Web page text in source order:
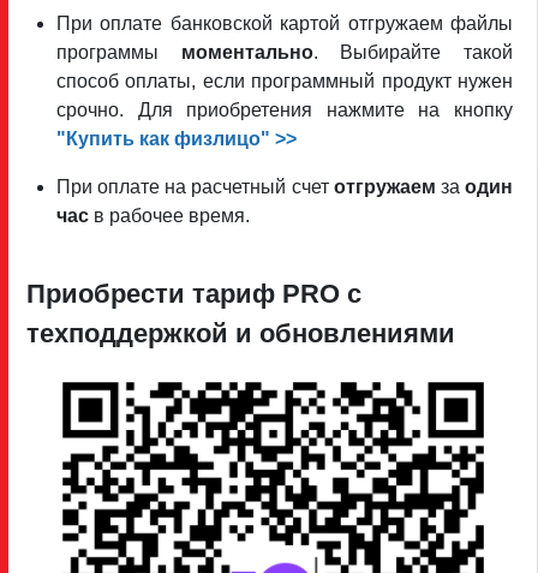
При оплате банковской картой отгружаем файлы
программы моментально. Выбирайте такой
способ оплаты, если программный продукт нужен
срочно. Для приобретения нажмите на кнопку
"Купить как физлицо" >>
При оплате на расчетный счет отгружаем заодин
час в рабочее время.
Приобрести тариф PRO c
техподдержкой и обновлениями